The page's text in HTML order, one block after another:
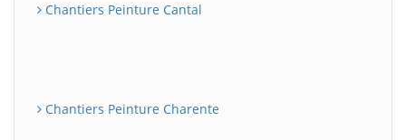
Chantiers Peinture Cantal
Chantiers Peinture Charente